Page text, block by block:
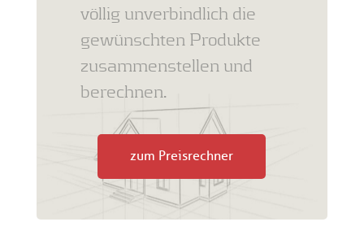
völlig unverbindlich die
gewünschten Produkte
zusammenstellen und
berechnen.
zum Preisrechner